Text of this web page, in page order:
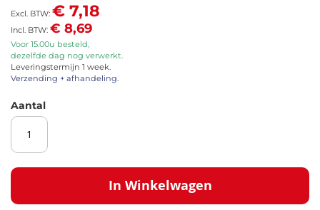
het
begin
van
de
afbeeldingen-
€ 8,69
€ 7,18
Voor 15.00u besteld,
dezelfde dag nog verwerkt.
Leveringstermijn 1 week.
Verzending + afhandeling.
Aantal
In Winkelwagen